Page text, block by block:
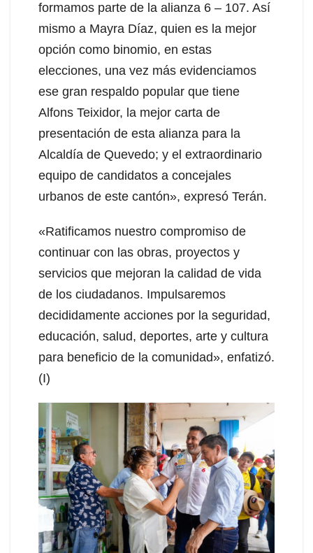
formamos parte de la alianza 6 – 107. Así
mismo a Mayra Díaz, quien es la mejor
opción como binomio, en estas
elecciones, una vez más evidenciamos
ese gran respaldo popular que tiene
Alfons Teixidor, la mejor carta de
presentación de esta alianza para la
Alcaldía de Quevedo; y el extraordinario
equipo de candidatos a concejales
urbanos de este cantón», expresó Terán.
«Ratificamos nuestro compromiso de
continuar con las obras, proyectos y
servicios que mejoran la calidad de vida
de los ciudadanos. Impulsaremos
decididamente acciones por la seguridad,
educación, salud, deportes, arte y cultura
para beneficio de la comunidad», enfatizó.
(I)